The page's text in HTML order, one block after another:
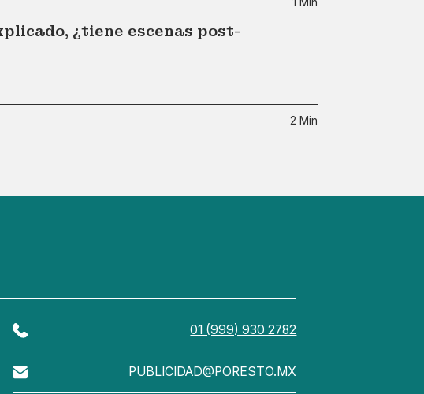
¿tiene escenas post-
2 Min
01 (999) 930 2782
PUBLICIDAD@PORESTO.MX